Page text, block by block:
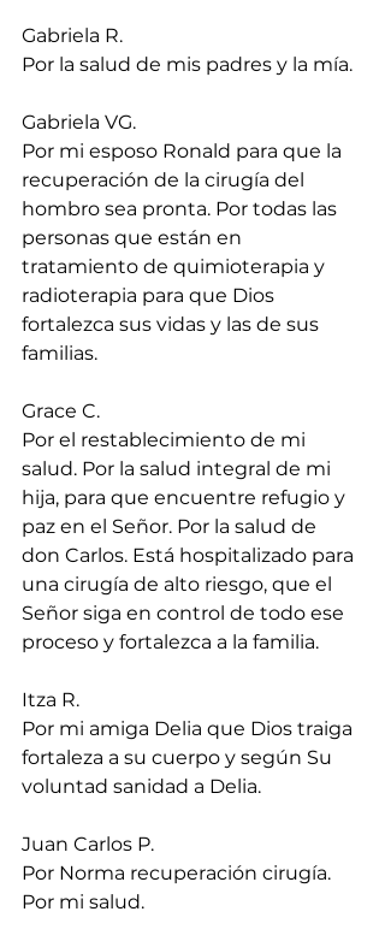
Gabriela R.
Por la salud de mis padres y la mía.
Gabriela VG.
Por mi esposo Ronald para que la
recuperación de la cirugía del
hombro sea pronta. Por todas las
personas que están en
tratamiento de quimioterapia y
radioterapia para que Dios
fortalezca sus vidas y las de sus
familias.
Grace C.
Por el restablecimiento de mi
salud. Por la salud integral de mi
hija, para que encuentre refugio y
paz en el Señor. Por la salud de
don Carlos. Está hospitalizado para
una cirugía de alto riesgo, que el
Señor siga en control de todo ese
proceso y fortalezca a la familia.
Itza R.
Por mi amiga Delia que Dios traiga
fortaleza a su cuerpo y según Su
voluntad sanidad a Delia.
Juan Carlos P.
Por Norma recuperación cirugía.
Por mi salud.